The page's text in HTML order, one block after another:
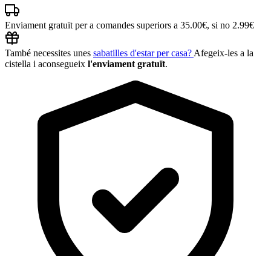
Enviament gratuït per a comandes superiors a 35.00€, si no 2.99€
També necessites unes sabatilles d'estar per casa? Afegeix-les a la
cistella i aconsegueix l'enviament gratuït.